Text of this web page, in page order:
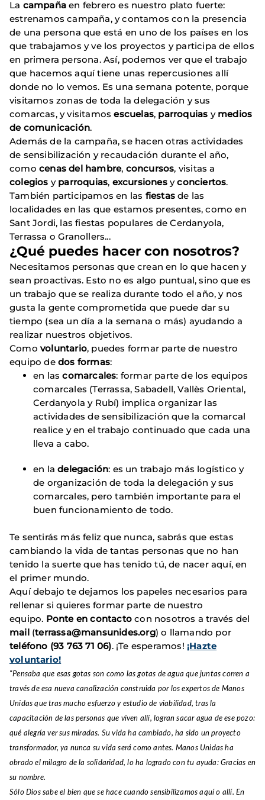
La campaña en febrero es nuestro plato fuerte:
estrenamos campaña, y contamos con la presencia
de una persona que está en uno de los países en los
que trabajamos y ve los proyectos y participa de ellos
en primera persona. Así, podemos ver que el trabajo
que hacemos aquí tiene unas repercusiones allí
donde no lo vemos. Es una semana potente, porque
visitamos zonas de toda la delegación y sus
comarcas, y visitamosescuelas, parroquias y medios
de comunicación.
Además de la campaña, se hacen otras actividades
de sensibilización y recaudación durante el año,
como cenas del hambre, concursos, visitas a
colegios y parroquias, excursionesyconciertos.
También participamos en las fiestasde las
localidades en las que estamos presentes, como en
Sant Jordi, las fiestas populares de Cerdanyola,
Terrassa o Granollers...
¿Qué puedes hacer con nosotros?
Necesitamos personas que crean en lo que hacen y
sean proactivas. Esto no es algo puntual, sino que es
un trabajo que se realiza durante todo el año, y nos
gusta la gente comprometida que puede dar su
tiempo (sea un día a la semana o más) ayudando a
realizar nuestros objetivos.
Como voluntario, puedes formar parte de nuestro
equipo de dos formas:
en lascomarcales: formar parte de los equipos
comarcales (Terrassa, Sabadell, Vallès Oriental,
Cerdanyola y Rubí) implica organizar las
actividades de sensibilización que la comarcal
realice y en el trabajo continuado que cada una
lleva a cabo.
en ladelegación: es un trabajo más logístico y
de organización de toda la delegación y sus
comarcales, pero también importante para el
buen funcionamiento de todo.
Te sentirás más feliz que nunca, sabrás que estas
cambiando la vida de tantas personas que no han
tenido la suerte que has tenido tú, de nacer aquí, en
el primer mundo.
Aquí debajo te dejamos los papeles necesarios para
rellenar si quieres formar parte de nuestro
equipo. Ponte en contacto con nosotros a través del
mail(terrassa@mansunides.org) o llamando por
teléfono (93 763 71 06). ¡Te esperamos!¡Hazte
voluntario!
"Pensaba que esas gotas son como las gotas de agua que juntas corren a
través de esa nueva canalización construida por los expertos de Manos
Unidas que tras mucho esfuerzo y estudio de viabilidad, tras la
capacitación de las personas que viven allí, logran sacar agua de ese pozo:
qué alegría ver sus miradas. Su vida ha cambiado, ha sido un proyecto
transformador, ya nunca su vida será como antes. Manos Unidas ha
obrado el milagro de la solidaridad, lo ha logrado con tu ayuda: Gracias en
su nombre.
Sólo Dios sabe el bien que se hace cuando sensibilizamos aquí o allí. En